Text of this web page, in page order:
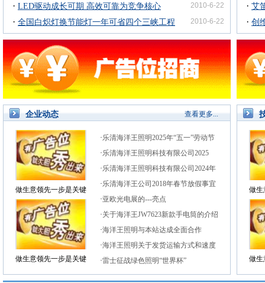
井喷
· LED驱动成长可期 高效可靠为竞争核心 2010-6-22
· 全国白炽灯换节能灯一年可省四个三峡工程 2010-6-22
· 艾
上
· 创
体机
企业动态 查看更多...
做生意领先一步是关键
做生意领先一步是关键
·乐清海洋王照明2025年“五一”劳动节
放假告知
·乐清海洋王照明科技有限公司2025
年“五一”劳动节放假..
·乐清海洋王照明科技有限公司2024年
国庆放假告知
·乐清海洋王公司2018年春节放假事宜
告知
·亚欧光电展的---亮点
·关于海洋王JW7623新款手电筒的介绍
·海洋王照明与本站达成全面合作
·海洋王照明关于发货运输方式和速度
的说明和调整
·雷士征战绿色照明“世界杯”
做生
做生